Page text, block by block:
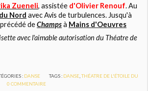
Zueneli, assistée d'Olivier Renouf. Au
Nord avec Avis de turbulences. Jusqu'à
deChampsà Mains d'Oeuvres
avec l'aimable autorisation du Théatre de
: DANSE TAGS : DANSE ,THÉATRE DE L'ÉTOILE DU
0 COMMENTAIRE